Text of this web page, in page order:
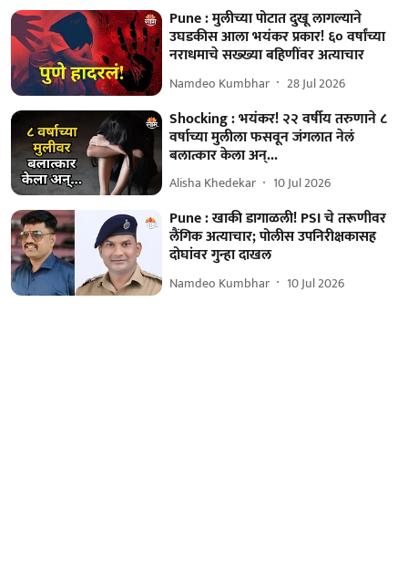
Pune : मुलीच्या पोटात दुखू लागल्याने
उघडकीस आला भयंकर प्रकार! ६० वर्षांच्या
नराधमाचे सख्ख्या बहिणींवर अत्याचार
Namdeo Kumbhar 28 Jul 2026
Shocking : भयंकर! २२ वर्षीय तरुणाने ८
वर्षाच्या मुलीला फसवून जंगलात नेलं
बलात्कार केला अन्...
Alisha Khedekar 10 Jul 2026
Pune : खाकी डागाळली! PSI चे तरूणीवर
लैंगिक अत्याचार; पोलीस उपनिरीक्षकासह
दोघांवर गुन्हा दाखल
Namdeo Kumbhar 10 Jul 2026